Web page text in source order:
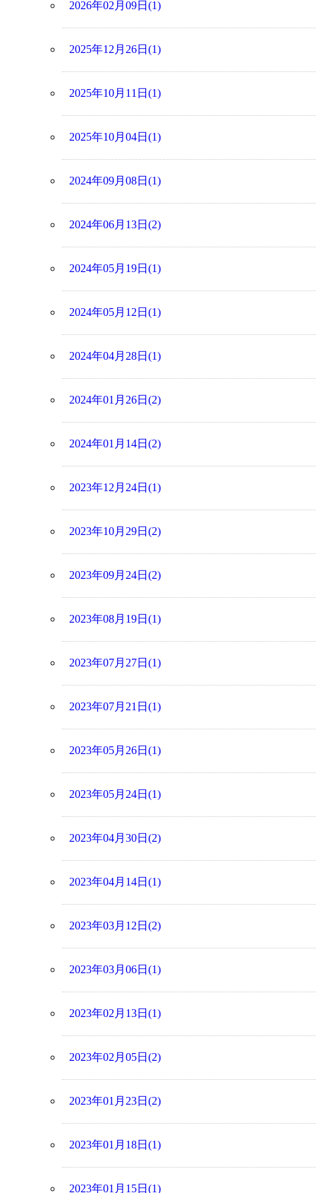
2026年02月09日(1)
2025年12月26日(1)
2025年10月11日(1)
2025年10月04日(1)
2024年09月08日(1)
2024年06月13日(2)
2024年05月19日(1)
2024年05月12日(1)
2024年04月28日(1)
2024年01月26日(2)
2024年01月14日(2)
2023年12月24日(1)
2023年10月29日(2)
2023年09月24日(2)
2023年08月19日(1)
2023年07月27日(1)
2023年07月21日(1)
2023年05月26日(1)
2023年05月24日(1)
2023年04月30日(2)
2023年04月14日(1)
2023年03月12日(2)
2023年03月06日(1)
2023年02月13日(1)
2023年02月05日(2)
2023年01月23日(2)
2023年01月18日(1)
2023年01月15日(1)